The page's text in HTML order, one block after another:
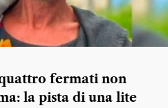
fermati non
la pista di una lite